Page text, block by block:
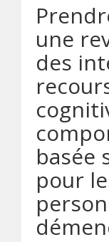
une
des
basée
pour